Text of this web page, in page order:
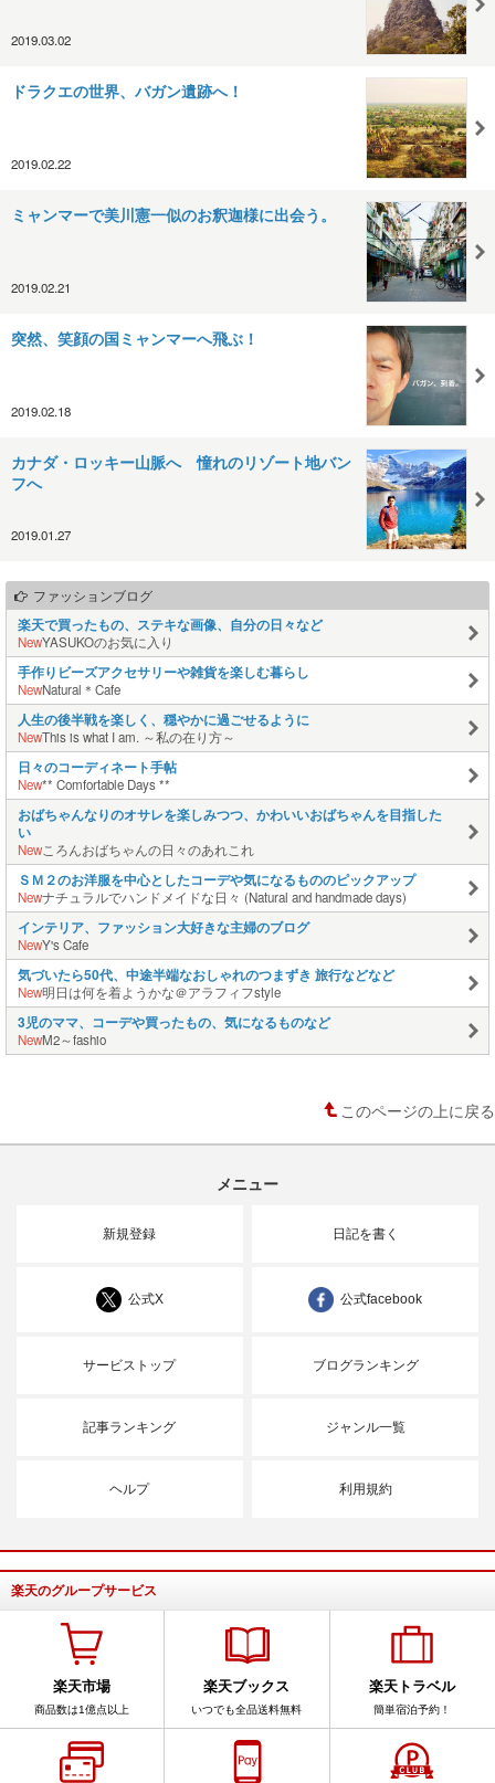
2019.03.02
ドラクエの世界、バガン遺跡へ！
2019.02.22
ミャンマーで美川憲一似のお釈迦様に出会う。
2019.02.21
突然、笑顔の国ミャンマーへ飛ぶ！
2019.02.18
カナダ・ロッキー山脈へ 憧れのリゾート地バン
フへ
2019.01.27
ファッションブログ
楽天で買ったもの、ステキな画像、自分の日々など
NewYASUKOのお気に入り
手作りビーズアクセサリーや雑貨を楽しむ暮らし
NewNatural＊Cafe
人生の後半戦を楽しく、穏やかに過ごせるように
NewThis is what I am. ～私の在り方～
日々のコーディネート手帖
New** Comfortable Days **
おばちゃんなりのオサレを楽しみつつ、かわいいおばちゃんを目指した
い
Newころんおばちゃんの日々のあれこれ
ＳＭ２のお洋服を中心としたコーデや気になるもののピックアップ
Newナチュラルでハンドメイドな日々 (Natural and handmade days)
インテリア、ファッション大好きな主婦のブログ
NewY's Cafe
気づいたら50代、中途半端なおしゃれのつまずき 旅行などなど
New明日は何を着ようかな＠アラフィフstyle
3児のママ、コーデや買ったもの、気になるものなど
NewM2～fashio
このページの上に戻る
メニュー
新規登録 日記を書く
公式X 公式facebook
サービストップ ブログランキング
記事ランキング ジャンル一覧
ヘルプ 利用規約
楽天のグループサービス
楽天市場
商品数は1億点以上
楽天ブックス
いつでも全品送料無料
楽天トラベル
簡単宿泊予約！